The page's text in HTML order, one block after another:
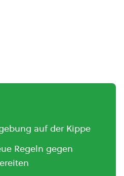
auf der Kippe
Regeln gegen